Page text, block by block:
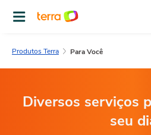
Produtos Terra Para Você
Diversos serviços
seu